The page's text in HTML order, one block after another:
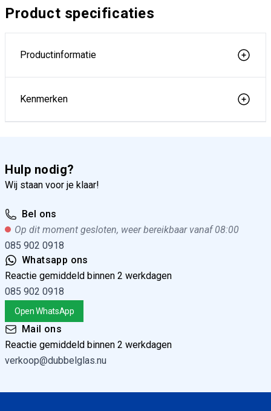
Product specificaties
Productinformatie
Kenmerken
Hulp nodig?
Wij staan voor je klaar!
Bel ons
Op dit moment gesloten, weer bereikbaar vanaf 08:00
085 902 0918
Whatsapp ons
Reactie gemiddeld binnen 2 werkdagen
085 902 0918
Open WhatsApp
Mail ons
Reactie gemiddeld binnen 2 werkdagen
verkoop@dubbelglas.nu